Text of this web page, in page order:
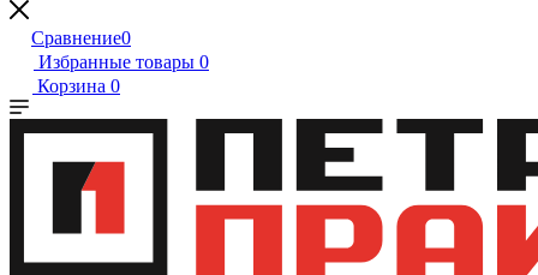
Сравнение0
Избранные товары 0
Корзина 0